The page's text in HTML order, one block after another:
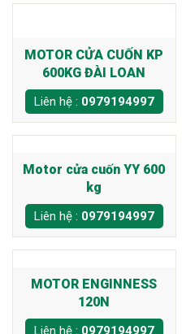
MOTOR CỬA CUỐN KP
600KG ĐÀI LOAN
Liên hệ : 0979194997
Motor cửa cuốn YY 600
kg
Liên hệ : 0979194997
MOTOR ENGINNESS
120N
Liên hệ : 0979194997